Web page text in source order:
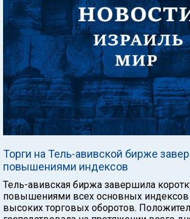
Торги на Тель-авивской бирже
повышениями индексов
Тель-авивская биржа завершила
повышениями всех основных
высоких торговых оборотов.